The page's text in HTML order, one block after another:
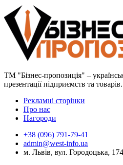
ТМ "Бізнес-пропозиція" –
презентації підприємств та товарів.
Рекламні сторінки
Про нас
Нагороди
+38 (096) 791-79-41
admin@west-info.ua
м. Львів, вул. Городоцька, 174